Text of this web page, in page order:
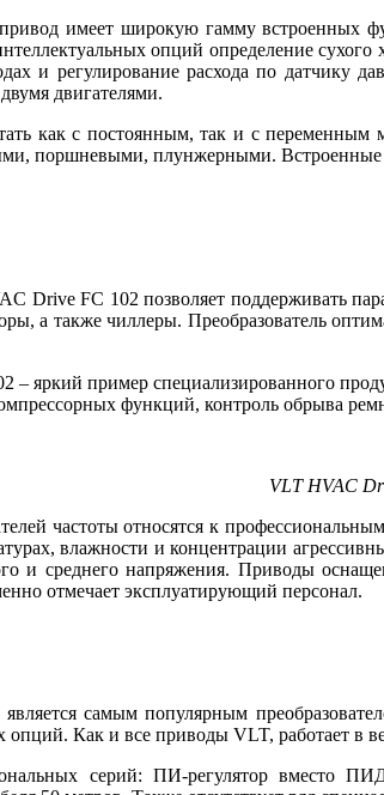
имеет широкую гамму встроенных
опций определение
и регулирование расхода по датчику
двигателями.
как с постоянным, так и с
поршневыми, плунжерными. Встроенные
Drive FC 102 позволяет поддерживать
а также чиллеры. Преобразователь
яркий пример специализированного
функций, контроль обрыва
VLT HVAC
частоты относятся к
влажности и концент­рации
и среднего напряжения. Приводы
отмечает эксплуатирующий персонал.
самым популярным
Как и все приводы VLT, работает в
серий: ПИ-регулятор вместо